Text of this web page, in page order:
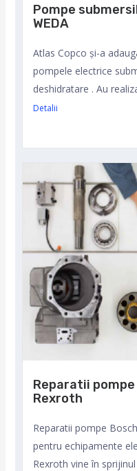
Pompe
WEDA
Atlas Copco și-a
pompele electrice
deshidratare . Au
Detalii
Reparatii
Rexroth
Reparatii pompe
pentru echipamente
Rexroth vine în